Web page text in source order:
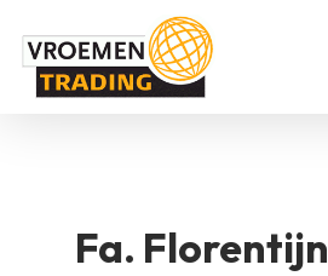
Bestelling
Fa. Florentijn